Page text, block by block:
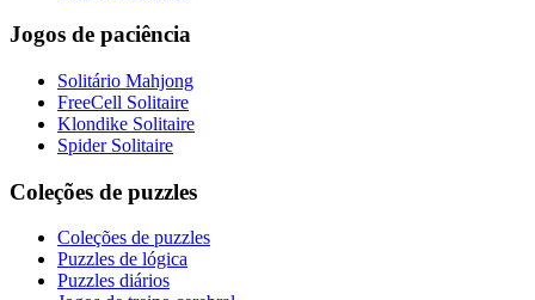
Jogos de paciência
Solitário Mahjong
FreeCell Solitaire
Klondike Solitaire
Spider Solitaire
Coleções de puzzles
Coleções de puzzles
Puzzles de lógica
Puzzles diários